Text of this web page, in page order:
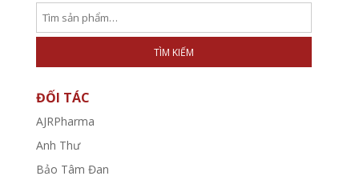
TÌM KIẾM
ĐỐI TÁC
AJRPharma
Anh Thư
Bảo Tâm Đan